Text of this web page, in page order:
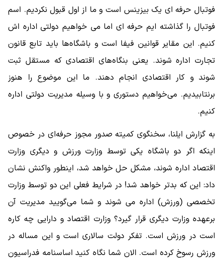
فوتبال حرفه ای یک بیزینس است و ما از اول قبول نکردیم. اسم
فوتبال را گذاشته ایم حرفه ای اما می خواهیم دولتی اداره اش
کنیم. این مقایر قوانین فیفا است و باشگاه‌ها باید تابع قانون
تجارت اداره شوند. یعنی بنگاه‌های اقتصادی که مستقل ثبت
شوند و کار اقتصادی انجام دهند. ما این موضوع را هنوز
برنتابیدیم. می‌خواهیم دستوری و با وسیله مدیریت دولتی اداره
کنیم.
به گزارش ایلنا، سخنگوی کمیته صدور مجوز حرفه‌ای در خصوص
اینکه اگر دو باشگاه یکی توسط وزارت ورزش و دیگری وزارت
اقتصاد اداره شوند، مشکل حل خواهد شد، اینطور واکنش نشان
داد: این که بدتر خواهد شد! در شرایط فعلی این دو توسط وزارت
تخصصی (ورزش) اداره می شوند و شما می‌گویید مدیریت آن
برعهده وزارت دیگری قرار گیرد؟ وزارت اقتصاد و دارایی چه کاره
است در ورزش است. تفکر دولت سالاری است و این مساله در
ورزش رسوخ کرده است. الان شما نگاه کنید اساسنامه فدراسیون